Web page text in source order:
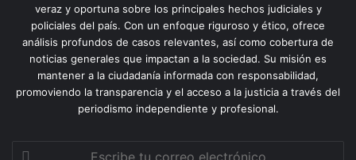
veraz y oportuna sobre los principales hechos judiciales y
policiales del país. Con un enfoque riguroso y ético, ofrece
análisis profundos de casos relevantes, así como cobertura de
noticias generales que impactan a la sociedad. Su misión es
mantener a la ciudadanía informada con responsabilidad,
promoviendo la transparencia y el acceso a la justicia a través del
periodismo independiente y profesional.